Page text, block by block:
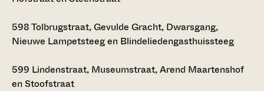
598Tolbrugstraat, Gevulde Gracht, Dwarsgang,
Nieuwe Lampetsteeg en Blindeliedengasthuissteeg
599 Lindenstraat, Museumstraat, Arend Maartenshof
en Stoofstraat